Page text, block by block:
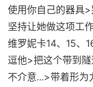
使用你自己的器具
坚持让她做这项工
维罗妮卡14、15、
逗他>把这个带到
不介意...>带着形